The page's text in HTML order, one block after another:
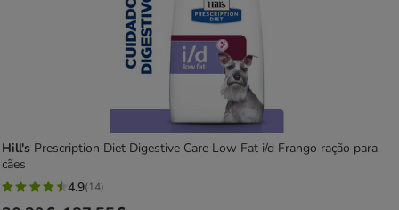
Hill's Prescription Diet Digestive Care Low Fat i/d Frango ração para
cães
4.9
4.9(14)